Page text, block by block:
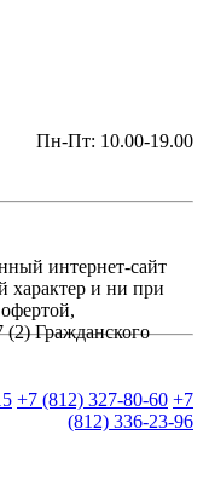
+7 (812) 327-80-60 +7
(812) 336-23-96
Пн-Пт: 10.00-19.00
интернет-сайт
характер и ни при
Гражданского